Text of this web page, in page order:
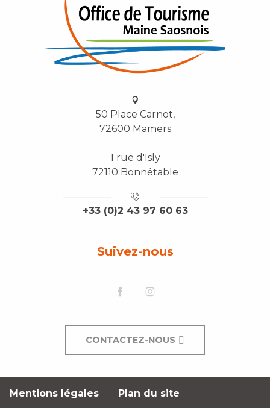
50 Place Carnot,
72600 Mamers
1 rue d'Isly
72110 Bonnétable
+33 (0)2 43 97 60 63
Suivez-nous
CONTACTEZ-NOUS
Mentions légales Plan du site